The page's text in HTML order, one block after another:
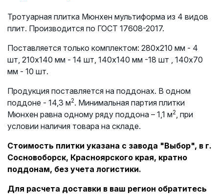
Тротуарная плитка Мюнхен мультиформа из 4 видов
плит. Производится по ГОСТ 17608-2017.
Поставляется только комплектом: 280х210 мм - 4
шт, 210х140 мм - 14 шт, 140х140 мм -18 шт , 140х70
мм - 10 шт.
Продукция поставляется на поддонах. В одном
поддоне - 14,3 м2. Минимальная партия плитки
Мюнхен равна одному ряду поддона – 1,1 м2 , при
условии наличия товара на складе.
Стоимость плитки указана с завода "Выбор", в г.
Сосновоборск, Красноярского края, кратно
поддонам, без учета логистики.
Для расчета доставки в ваш регион обратитесь